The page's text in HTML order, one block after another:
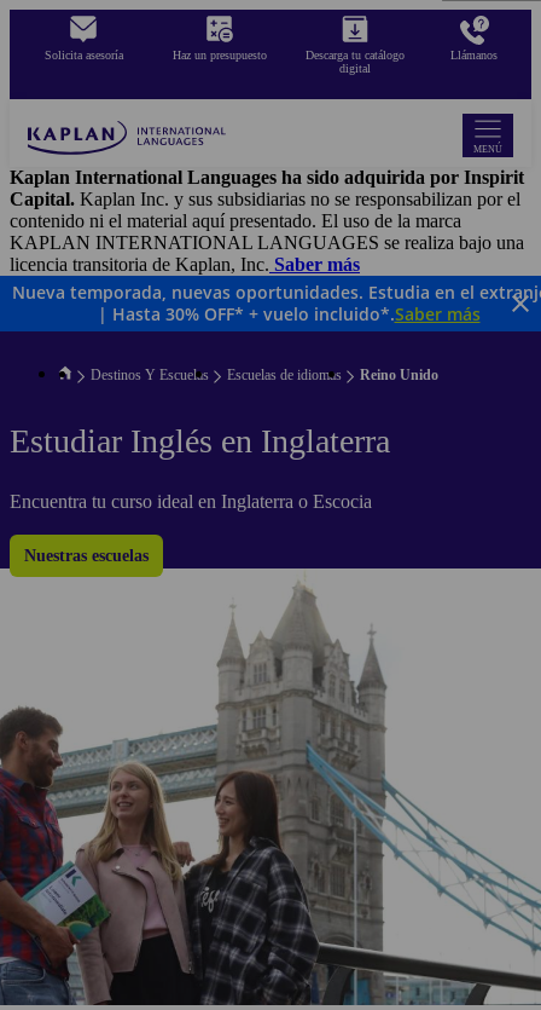
contenido
Solicita asesoría Haz un presupuesto
Descarga tu catálogo
digital
Llámanos
MENÚ
Kaplan International Languages ha sido adquirida por Inspirit
Capital. Kaplan Inc. y sus subsidiarias no se responsabilizan por el
contenido ni el material aquí presentado. El uso de la marca
KAPLAN INTERNATIONAL LANGUAGES se realiza bajo una
licencia transitoria de Kaplan, Inc. Saber más
Nueva temporada, nuevas oportunidades. Estudia en el
| Hasta 30% OFF* + vuelo incluido*.Saber más
Destinos Y Escuelas Escuelas de idiomas Reino Unido
Estudiar Inglés en Inglaterra
Encuentra tu curso ideal en Inglaterra o Escocia
Nuestras escuelas